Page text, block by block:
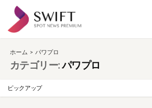
テ
ホーム > パワプロ
カテゴリー:パワプロ
ピックアップ